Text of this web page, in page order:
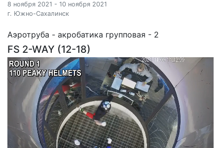
8 ноября 2021 - 10 ноября 2021
г. Южно-Сахалинск
Аэротруба - акробатика групповая - 2
FS 2-WAY (12-18)